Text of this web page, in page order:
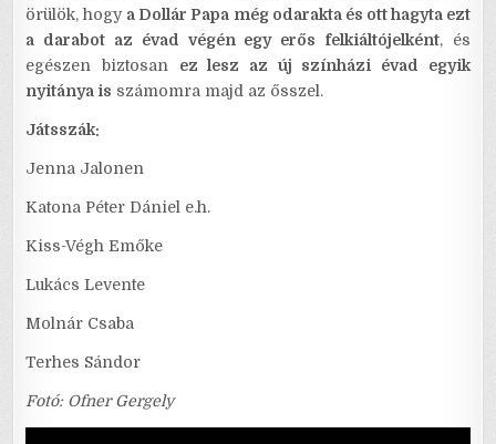
örülök, hogy a Dollár Papa még odarakta és ott hagyta ezt
a darabot az évad végén egy erős felkiáltójelként, és
egészen biztosan ez lesz az új színházi évad egyik
nyitánya is számomra majd az ősszel.
Játsszák:
Jenna Jalonen
Katona Péter Dániel e.h.
Kiss-Végh Emőke
Lukács Levente
Molnár Csaba
Terhes Sándor
Fotó: Ofner Gergely